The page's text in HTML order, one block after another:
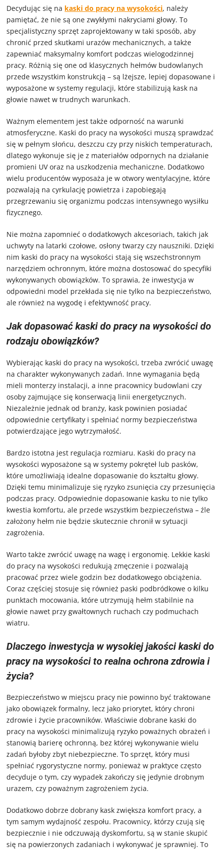
Decydując się na kaski do pracy na wysokości, należy
pamiętać, że nie są one zwykłymi nakryciami głowy. To
specjalistyczny sprzęt zaprojektowany w taki sposób, aby
chronić przed skutkami urazów mechanicznych, a także
zapewniać maksymalny komfort podczas wielogodzinnej
pracy. Różnią się one od klasycznych hełmów budowlanych
przede wszystkim konstrukcją – są lżejsze, lepiej dopasowane i
wyposażone w systemy regulacji, które stabilizują kask na
głowie nawet w trudnych warunkach.
Ważnym elementem jest także odporność na warunki
atmosferyczne. Kaski do pracy na wysokości muszą sprawdzać
się w pełnym słońcu, deszczu czy przy niskich temperaturach,
dlatego wykonuje się je z materiałów odpornych na działanie
promieni UV oraz na uszkodzenia mechaniczne. Dodatkowo
wielu producentów wyposaża je w otwory wentylacyjne, które
pozwalają na cyrkulację powietrza i zapobiegają
przegrzewaniu się organizmu podczas intensywnego wysiłku
fizycznego.
Nie można zapomnieć o dodatkowych akcesoriach, takich jak
uchwyty na latarki czołowe, osłony twarzy czy nauszniki. Dzięki
nim kaski do pracy na wysokości stają się wszechstronnym
narzędziem ochronnym, które można dostosować do specyfiki
wykonywanych obowiązków. To sprawia, że inwestycja w
odpowiedni model przekłada się nie tylko na bezpieczeństwo,
ale również na wygodę i efektywność pracy.
Jak dopasować kaski do pracy na wysokości do
rodzaju obowiązków?
Wybierając kaski do pracy na wysokości, trzeba zwrócić uwagę
na charakter wykonywanych zadań. Inne wymagania będą
mieli monterzy instalacji, a inne pracownicy budowlani czy
osoby zajmujące się konserwacją linii energetycznych.
Niezależnie jednak od branży, kask powinien posiadać
odpowiednie certyfikaty i spełniać normy bezpieczeństwa
potwierdzające jego wytrzymałość.
Bardzo istotna jest regulacja rozmiaru. Kaski do pracy na
wysokości wyposażone są w systemy pokręteł lub pasków,
które umożliwiają idealne dopasowanie do kształtu głowy.
Dzięki temu minimalizuje się ryzyko zsunięcia czy przesunięcia
podczas pracy. Odpowiednie dopasowanie kasku to nie tylko
kwestia komfortu, ale przede wszystkim bezpieczeństwa – źle
założony hełm nie będzie skutecznie chronił w sytuacji
zagrożenia.
Warto także zwrócić uwagę na wagę i ergonomię. Lekkie kaski
do pracy na wysokości redukują zmęczenie i pozwalają
pracować przez wiele godzin bez dodatkowego obciążenia.
Coraz częściej stosuje się również paski podbródkowe o kilku
punktach mocowania, które utrzymują hełm stabilnie na
głowie nawet przy gwałtownych ruchach czy podmuchach
wiatru.
Dlaczego inwestycja w wysokiej jakości kaski do
pracy na wysokości to realna ochrona zdrowia i
życia?
Bezpieczeństwo w miejscu pracy nie powinno być traktowane
jako obowiązek formalny, lecz jako priorytet, który chroni
zdrowie i życie pracowników. Właściwie dobrane kaski do
pracy na wysokości minimalizują ryzyko poważnych obrażeń i
stanowią barierę ochronną, bez której wykonywanie wielu
zadań byłoby zbyt niebezpieczne. To sprzęt, który musi
spełniać rygorystyczne normy, ponieważ w praktyce często
decyduje o tym, czy wypadek zakończy się jedynie drobnym
urazem, czy poważnym zagrożeniem życia.
Dodatkowo dobrze dobrany kask zwiększa komfort pracy, a
tym samym wydajność zespołu. Pracownicy, którzy czują się
bezpiecznie i nie odczuwają dyskomfortu, są w stanie skupić
się na powierzonych zadaniach i wykonywać je sprawniej. To